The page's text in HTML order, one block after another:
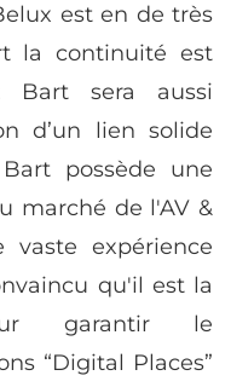
est en de très
la continuité est
Bart sera aussi
d’un lien solide
possède une
marché de l'AV &
vaste expérience
qu'il est la
garantir le
“Digital Places”